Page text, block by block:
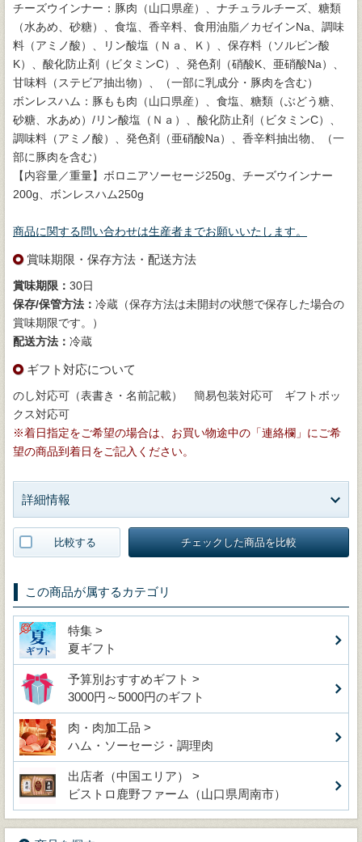
チーズウインナー：豚肉（山口県産）、ナチュラルチーズ、糖類
（水あめ、砂糖）、食塩、香辛料、食用油脂／カゼインNa、調味
料（アミノ酸）、リン酸塩（Ｎａ、Ｋ）、保存料（ソルビン酸
K）、酸化防止剤（ビタミンC）、発色剤（硝酸K、亜硝酸Na）、
甘味料（ステビア抽出物）、（一部に乳成分・豚肉を含む）
ボンレスハム：豚もも肉（山口県産）、食塩、糖類（ぶどう糖、
砂糖、水あめ）/リン酸塩（Ｎａ）、酸化防止剤（ビタミンC）、
調味料（アミノ酸）、発色剤（亜硝酸Na）、香辛料抽出物、（一
部に豚肉を含む）
【内容量／重量】ボロニアソーセージ250g、チーズウインナー
200g、ボンレスハム250g
商品に関する問い合わせは生産者までお願いいたします。
賞味期限・保存方法・配送方法
賞味期限： 30日
保存/保管方法： 冷蔵（保存方法は未開封の状態で保存した場合の
賞味期限です。）
配送方法： 冷蔵
ギフト対応について
のし対応可（表書き・名前記載） 簡易包装対応可 ギフトボッ
クス対応可
※着日指定をご希望の場合は、お買い物途中の「連絡欄」にご希
望の商品到着日をご記入ください。
詳細情報
比較する チェックした商品を比較
この商品が属するカテゴリ
特集 >
夏ギフト
予算別おすすめギフト >
3000円～5000円のギフト
肉・肉加工品 >
ハム・ソーセージ・調理肉
出店者（中国エリア） >
ビストロ鹿野ファーム（山口県周南市）